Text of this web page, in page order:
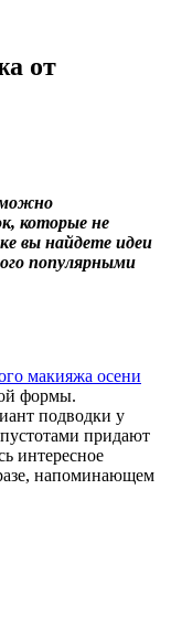
от
можно
которые не
вы найдете идеи
популярными
макияжа осени
формы.
подводки у
придают
интересное
напоминающем